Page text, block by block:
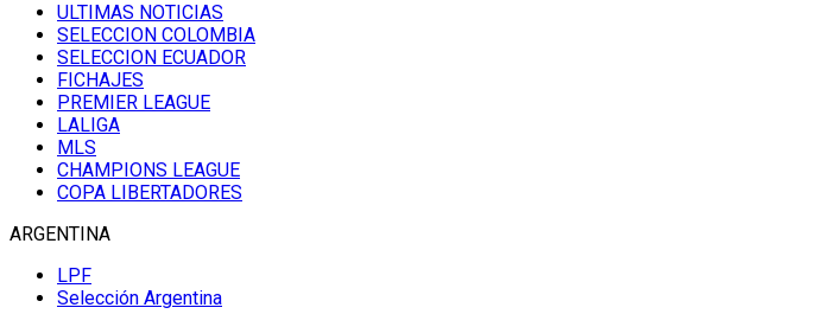
ULTIMAS NOTICIAS
SELECCION COLOMBIA
SELECCION ECUADOR
FICHAJES
PREMIER LEAGUE
LALIGA
MLS
CHAMPIONS LEAGUE
COPA LIBERTADORES
ARGENTINA
LPF
Selección Argentina